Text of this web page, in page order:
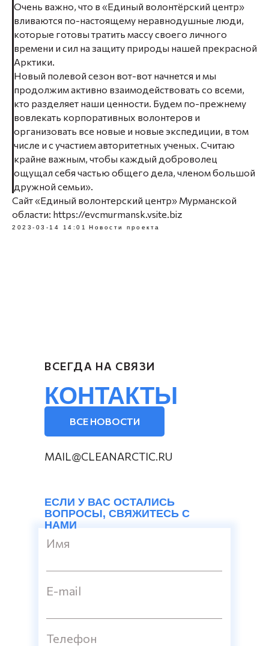
Очень важно, что в «Единый волонтёрский центр»
вливаются по-настоящему неравнодушные люди,
которые готовы тратить массу своего личного
времени и сил на защиту природы нашей прекрасной
Арктики.
Новый полевой сезон вот-вот начнется и мы
продолжим активно взаимодействовать со всеми,
кто разделяет наши ценности. Будем по-прежнему
вовлекать корпоративных волонтеров и
организовать все новые и новые экспедиции, в том
числе и с участием авторитетных ученых. Считаю
крайне важным, чтобы каждый доброволец
ощущал себя частью общего дела, членом большой
дружной семьи».
Сайт «Единый волонтерский центр» Мурманской
области: https://evcmurmansk.vsite.biz
2023-03-14 14:01 Новости проекта
ВСЕ НОВОСТИ
КОНТАКТЫ
ВСЕГДА НА СВЯЗИ
ЕСЛИ У ВАС ОСТАЛИСЬ
ВОПРОСЫ, СВЯЖИТЕСЬ С
НАМИ
Имя
E-mail
Телефон
MAIL@CLEANARCTIC.RU